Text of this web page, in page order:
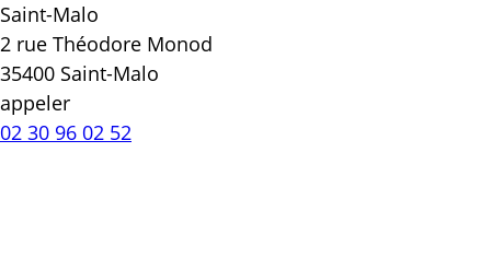
Saint-Malo
2 rue Théodore Monod
35400 Saint-Malo
appeler
02 30 96 02 52